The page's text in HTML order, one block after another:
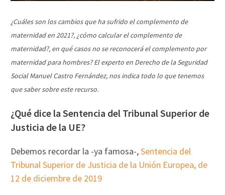
¿Cuáles son los cambios que ha sufrido el complemento de
maternidad en 2021?, ¿cómo calcular el complemento de
maternidad?, en qué casos no se reconocerá el complemento por
maternidad para hombres? El experto en Derecho de la Seguridad
Social Manuel Castro Fernández, nos indica todo lo que tenemos
que saber sobre este recurso.
¿Qué dice la Sentencia del Tribunal Superior de
Justicia de la UE?
Debemos recordar la -ya famosa-,Sentencia del
Tribunal Superior de Justicia de la Unión Europea, de
12 de diciembre de 2019